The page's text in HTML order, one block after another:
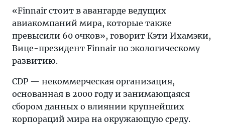
«Finnair стоит в авангарде ведущих
авиакомпаний мира, которые также
превысили 60 очков», говорит Кэти Ихамэки,
Вице-президент Finnair по экологическому
развитию.
CDP — некоммерческая организация,
основанная в 2000 году и занимающаяся
сбором данных о влиянии крупнейших
корпораций мира на окружающую среду.